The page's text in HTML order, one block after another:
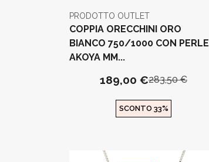
PRODOTTO OUTLET
COPPIA ORECCHINI ORO
BIANCO 750/1000 CON PERLE
AKOYA MM...
189,00 €283,50 €
SCONTO 33%